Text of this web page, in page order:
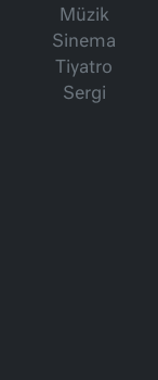
Müzik
Sinema
Tiyatro
Sergi